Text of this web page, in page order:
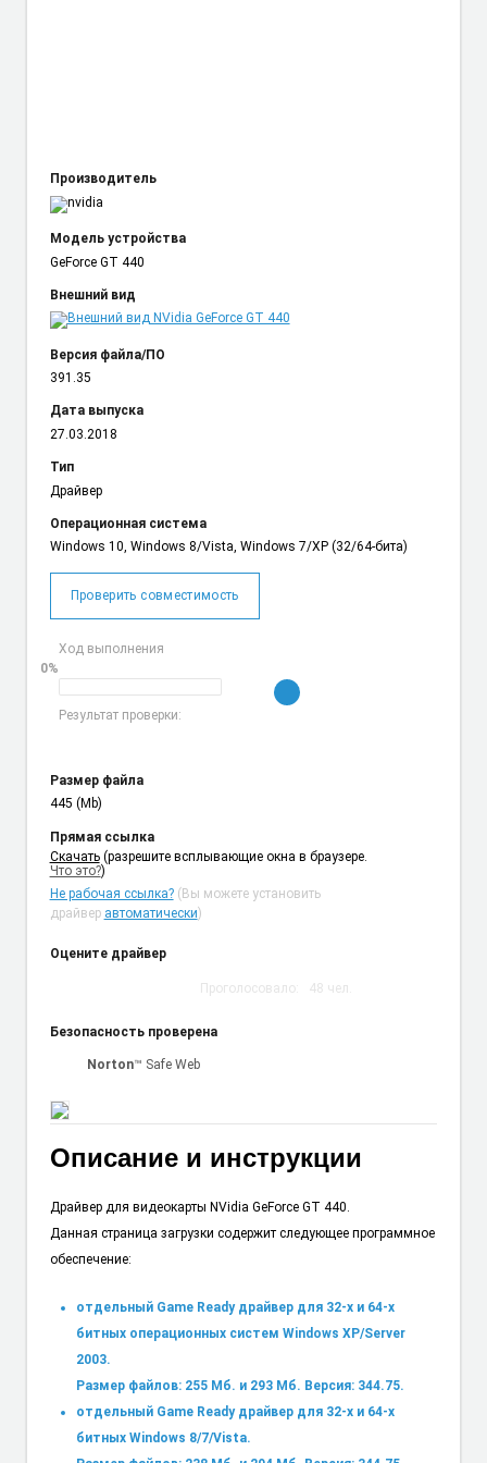
Производитель
Модель устройства
GeForce GT 440
Внешний вид
Версия файла/ПО
391.35
Дата выпуска
27.03.2018
Тип
Драйвер
Операционная система
Windows 10, Windows 8/Vista, Windows 7/XP (32/64-бита)
Проверить совместимость
Ход выполнения
0%
Результат проверки:
Размер файла
445 (Mb)
Прямая ссылка
Cкачать (разрешите всплывающие окна в браузере.
Что это?)
Не рабочая ссылка?(Вы можете установить
драйвер автоматически)
Оцените драйвер
Проголосовало: 48 чел.
Безопасность проверена
Norton™ Safe Web
Описание и инструкции
Драйвер для видеокарты NVidia GeForce GT 440.
Данная страница загрузки содержит следующее программное
обеспечение:
отдельный Game Ready драйвер для 32-х и 64-х
битных операционных систем Windows XP/Server
2003.
Размер файлов: 255 Мб. и 293 Мб. Версия: 344.75.
отдельный Game Ready драйвер для 32-х и 64-х
битных Windows 8/7/Vista.